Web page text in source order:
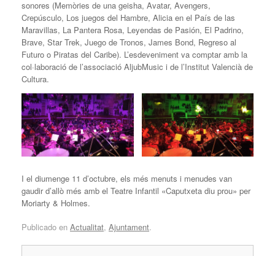
sonores (Memòries de una geisha, Avatar, Avengers,
Crepúsculo, Los juegos del Hambre, Alicia en el País de las
Maravillas, La Pantera Rosa, Leyendas de Pasión, El Padrino,
Brave, Star Trek, Juego de Tronos, James Bond, Regreso al
Futuro o Piratas del Caribe). L’esdeveniment va comptar amb la
col·laboració de l’associació AljubMusic i de l’Institut Valencià de
Cultura.
I el diumenge 11 d’octubre, els més menuts i menudes van
gaudir d’allò més amb el Teatre Infantil «Caputxeta diu prou» per
Moriarty & Holmes.
Publicado en Actualitat, Ajuntament.